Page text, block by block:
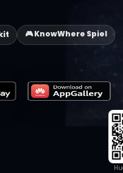
🎮 KnowWhere Spiel